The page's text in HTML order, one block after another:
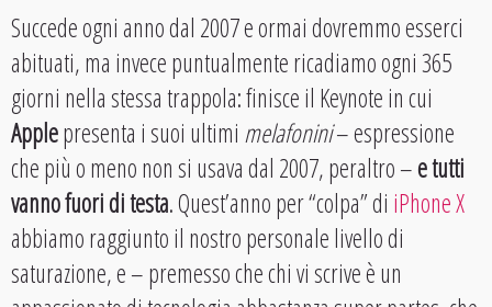
Succede ogni anno dal 2007 e ormai dovremmo esserci
abituati, ma invece puntualmente ricadiamo ogni 365
giorni nella stessa trappola: finisce il Keynote in cui
Applepresenta i suoi ultimi melafonini– espressione
che più o meno non si usava dal 2007, peraltro –e tutti
vanno fuori di testa. Quest’anno per “colpa” di iPhone X
abbiamo raggiunto il nostro personale livello di
saturazione, e – premesso che chi vi scrive è un